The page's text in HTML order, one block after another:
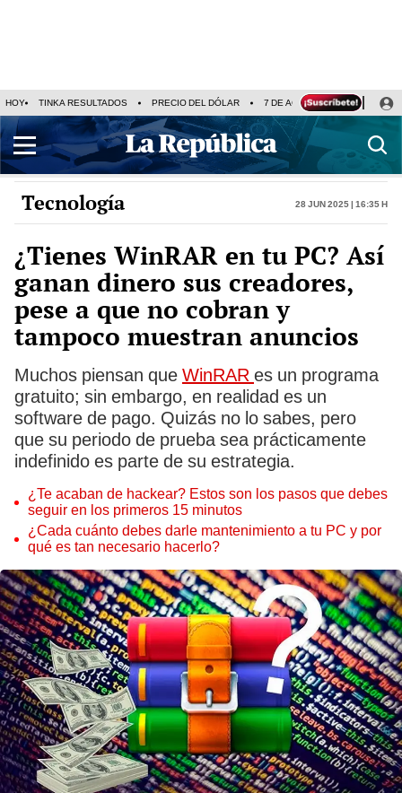
HOY TINKA RESULTADOS PRECIO DEL DÓLAR 7 DE AGOSTO OLLANTA
Tecnología 28 Jun 2025 | 16:35 h
¿Tienes WinRAR en tu PC? Así
ganan dinero sus creadores,
pese a que no cobran y
tampoco muestran anuncios
Muchos piensan que WinRAR es un programa
gratuito; sin embargo, en realidad es un
software de pago. Quizás no lo sabes, pero
que su periodo de prueba sea prácticamente
indefinido es parte de su estrategia.
¿Te acaban de hackear? Estos son los pasos que debes
seguir en los primeros 15 minutos
¿Cada cuánto debes darle mantenimiento a tu PC y por
qué es tan necesario hacerlo?